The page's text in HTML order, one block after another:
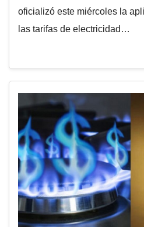
oficializó este miércoles la
las tarifas de electricidad…